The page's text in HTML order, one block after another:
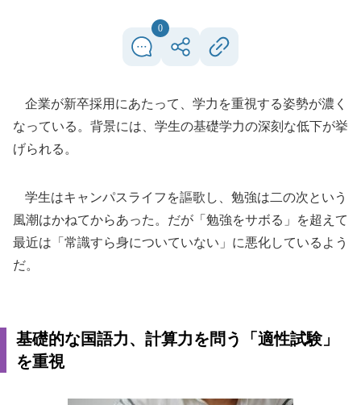
0
企業が新卒採用にあたって、学力を重視する姿勢が濃く
なっている。背景には、学生の基礎学力の深刻な低下が挙
げられる。
学生はキャンパスライフを謳歌し、勉強は二の次という
風潮はかねてからあった。だが「勉強をサボる」を超えて
最近は「常識すら身についていない」に悪化しているよう
だ。
基礎的な国語力、計算力を問う「適性試験」
を重視